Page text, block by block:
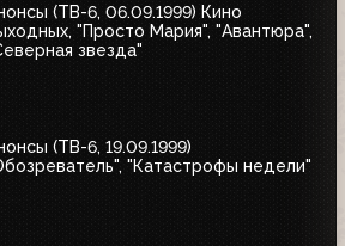
(ТВ-6, 06.09.1999) Кино
"Просто Мария", "Авантюра",
звезда"
(ТВ-6, 19.09.1999)
"Катастрофы недели"